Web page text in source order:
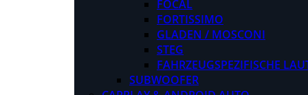
FOCAL
FORTISSIMO
GLADEN / MOSCONI
STEG
FAHRZEUGSPEZIFISCHE
SUBWOOFER